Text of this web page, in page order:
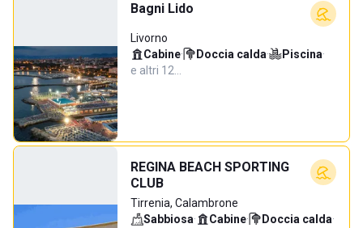
Bagni Lido
Livorno
Cabine· Doccia calda· Piscina·
e altri 12…
REGINA BEACH SPORTING
CLUB
Tirrenia, Calambrone
Sabbiosa· Cabine· Doccia calda·